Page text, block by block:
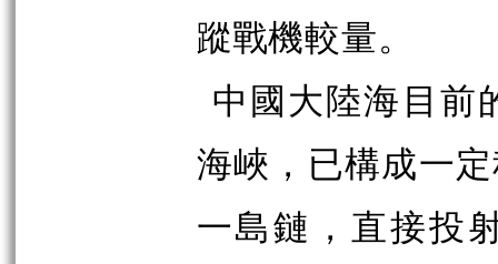
蹤戰機較量。
中國大陸海目前
海峽，已構成一
一島鏈，直接投